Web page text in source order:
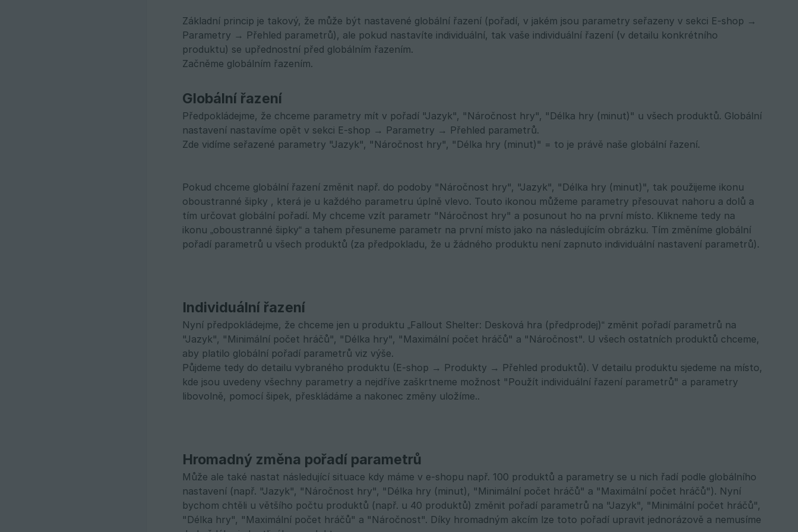
Základní princip je takový, že může být nastavené globální řazení (pořadí, v jakém jsou parametry seřazeny v sekci E-shop →
Parametry → Přehled parametrů), ale pokud nastavíte individuální, tak vaše individuální řazení (v detailu konkrétního
produktu) se upřednostní před globálním řazením.
Začněme globálním řazením.
Globální řazení
Předpokládejme, že chceme parametry mít v pořadí "Jazyk", "Náročnost hry", "Délka hry (minut)" u všech produktů. Globální
nastavení nastavíme opět v sekci E-shop → Parametry → Přehled parametrů.
Zde vidíme seřazené parametry "Jazyk", "Náročnost hry", "Délka hry (minut)" = to je právě naše globální řazení.
Pokud chceme globální řazení změnit např. do podoby "Náročnost hry", "Jazyk", "Délka hry (minut)", tak použijeme ikonu
oboustranné šipky , která je u každého parametru úplně vlevo. Touto ikonou můžeme parametry přesouvat nahoru a dolů a
tím určovat globální pořadí. My chceme vzít parametr "Náročnost hry" a posunout ho na první místo. Klikneme tedy na
ikonu „oboustranné šipky“ a tahem přesuneme parametr na první místo jako na následujícím obrázku. Tím změníme globální
pořadí parametrů u všech produktů (za předpokladu, že u žádného produktu není zapnuto individuální nastavení parametrů).
Individuální řazení
Nyní předpokládejme, že chceme jen u produktu „Fallout Shelter: Desková hra (předprodej)“ změnit pořadí parametrů na
"Jazyk", "Minimální počet hráčů", "Délka hry", "Maximální počet hráčů" a "Náročnost". U všech ostatních produktů chceme,
aby platilo globální pořadí parametrů viz výše.
Půjdeme tedy do detailu vybraného produktu (E-shop → Produkty → Přehled produktů). V detailu produktu sjedeme na místo,
kde jsou uvedeny všechny parametry a nejdříve zaškrtneme možnost "Použít individuální řazení parametrů" a parametry
libovolně, pomocí šipek, přeskládáme a nakonec změny uložíme..
Hromadný změna pořadí parametrů
Může ale také nastat následující situace kdy máme v e-shopu např. 100 produktů a parametry se u nich řadí podle globálního
nastavení (např. "Jazyk", "Náročnost hry", "Délka hry (minut), "Minimální počet hráčů" a "Maximální počet hráčů"). Nyní
bychom chtěli u většího počtu produktů (např. u 40 produktů) změnit pořadí parametrů na "Jazyk", "Minimální počet hráčů",
"Délka hry", "Maximální počet hráčů" a "Náročnost". Díky hromadným akcím lze toto pořadí upravit jednorázově a nemusíme